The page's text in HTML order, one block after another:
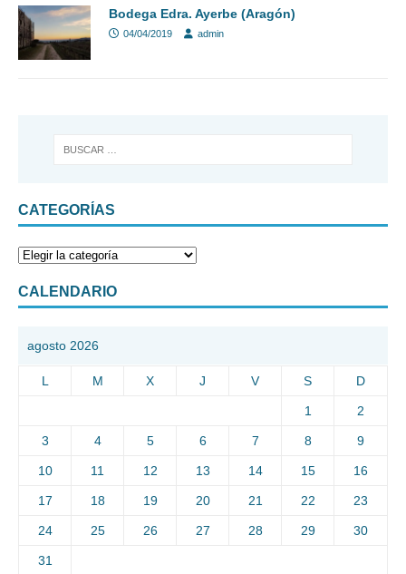
Bodega Edra. Ayerbe (Aragón)
04/04/2019 admin
CATEGORÍAS
CALENDARIO
agosto 2026
L M X J V S D
1 2
3 4 5 6 7 8 9
10 11 12 13 14 15 16
17 18 19 20 21 22 23
24 25 26 27 28 29 30
31